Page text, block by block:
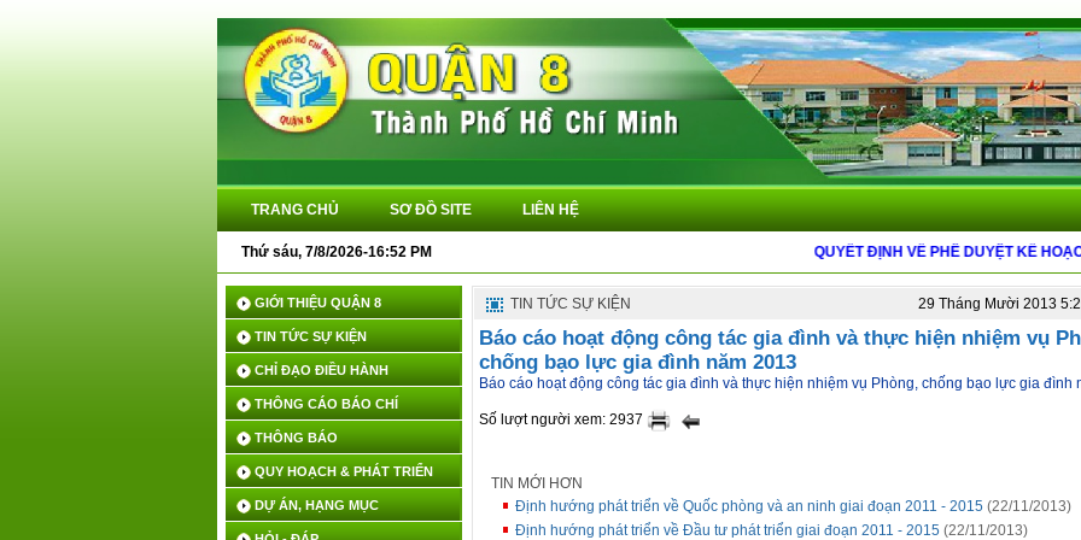
TRANG CHỦ SƠ ĐỒ SITE LIÊN HỆ
Thứ sáu, 7/8/2026-16:52 PM QUYẾT ĐỊNH VỀ PHÊ DUYỆT KẾ
GIỚI THIỆU QUẬN 8
TIN TỨC SỰ KIỆN
CHỈ ĐẠO ĐIỀU HÀNH
THÔNG CÁO BÁO CHÍ
THÔNG BÁO
QUY HOẠCH & PHÁT TRIỂN
DỰ ÁN, HẠNG MỤC
TIN TỨC SỰ KIỆN 29 Tháng Mười 2013
Báo cáo hoạt động công tác gia đình và thực hiện nhiệm vụ
chống bạo lực gia đình năm 2013
Báo cáo hoạt động công tác gia đình và thực hiện nhiệm vụ Phòng, chống bạo lực gia đình
Số lượt người xem: 2937
TIN MỚI HƠN
Định hướng phát triển về Quốc phòng và an ninh giai đoạn 2011 - 2015 (22/11/2013)
Định hướng phát triển về Đầu tư phát triển giai đoạn 2011 - 2015 (22/11/2013)